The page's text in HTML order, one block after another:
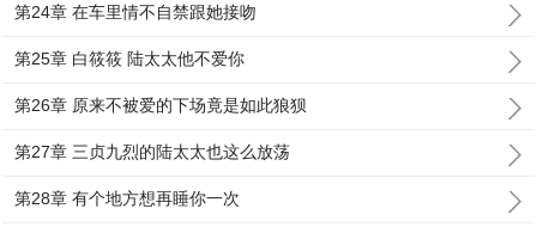
第24章 在车里情不自禁跟她接吻
第25章 白筱筱 陆太太他不爱你
第26章 原来不被爱的下场竟是如此狼狈
第27章 三贞九烈的陆太太也这么放荡
第28章 有个地方想再睡你一次